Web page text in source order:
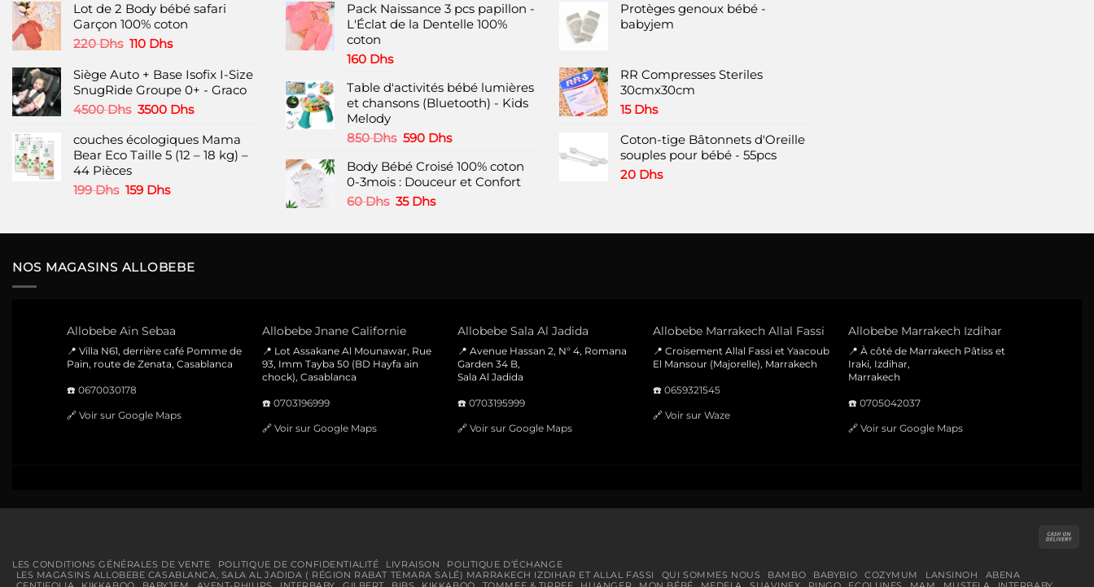
Lot de 2 Body bébé safari
Garçon 100% coton
220Dhs Le
initial
était :
220 Dhs.
110 DhsLe
actuel
est :
110 Dhs.
Siège Auto + Base Isofix I-Size
SnugRide Groupe 0+ - Graco
4500Dhs Le
initial
était :
3500 DhsLe
actuel
est :
couches écologiques Mama
Bear Eco Taille 5 (12 – 18 kg) –
44 Pièces
199Dhs Le
était :
159 DhsLe
est :
Pack Naissance 3 pcs papillon -
L'Éclat de la Dentelle 100%
coton
160 Dhs
Table d'activités bébé lumières
et chansons (Bluetooth) - Kids
Melody
850Dhs Le
initial
était :
850 Dhs.
590 DhsLe
actuel
est :
Body Bébé Croisé 100% coton
0-3mois : Douceur et Confort
60Dhs Le
initial
35 DhsLe
actuel
Protèges genoux bébé -
babyjem
RR Compresses Steriles
30cmx30cm
15 Dhs
Coton-tige Bâtonnets d'Oreille
souples pour bébé - 55pcs
20 Dhs
NOS MAGASINS ALLOBEBE
Allobebe Ain Sebaa
📍 Villa N61, derrière café Pomme de
Pain, route de Zenata, Casablanca
☎️ 0670030178
🔗 Voir sur Google Maps
Allobebe Jnane Californie
📍 Lot Assakane Al Mounawar, Rue
93, Imm Tayba 50 (BD Hayfa ain
chock), Casablanca
☎️ 0703196999
🔗 Voir sur Google Maps
Allobebe Sala Al Jadida
📍 Avenue Hassan 2, N° 4, Romana
Garden 34 B,
Sala Al Jadida
☎️ 0703195999
🔗 Voir sur Google Maps
Allobebe Marrakech Allal Fassi
📍 Croisement Allal Fassi et Yaacoub
El Mansour (Majorelle), Marrakech
☎️ 0659321545
🔗 Voir sur Waze
Allobebe Marrakech Izdihar
📍 À côté de Marrakech Pâtiss et
Iraki, Izdihar,
Marrakech
☎️ 0705042037
🔗 Voir sur Google Maps
LES CONDITIONS GÉNÉRALES DE VENTE POLITIQUE DE CONFIDENTIALITÉ LIVRAISON
POLITIQUE D’ÉCHANGE
LES MAGASINS ALLOBEBE CASABLANCA, SALA AL JADIDA ( RÉGION RABAT TEMARA SALÉ) MARRAKECH IZDIHAR ET ALLAL FASSI
QUI SOMMES NOUS BAMBO BABYBIO COZYMUM LANSINOH
ABENA